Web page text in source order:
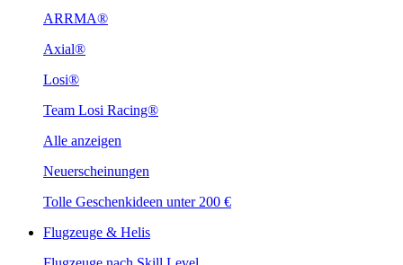
ARRMA®
Axial®
Losi®
Team Losi Racing®
Alle anzeigen
Neuerscheinungen
Tolle Geschenkideen unter 200 €
Flugzeuge & Helis